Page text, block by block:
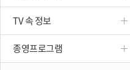
TV 속 정보
종영프로그램